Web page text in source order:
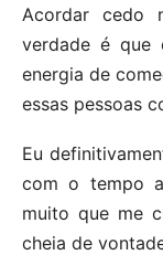
Acordar cedo
verdade é que
energia de
essas pessoas
Eu
com o tempo
muito que me
cheia de